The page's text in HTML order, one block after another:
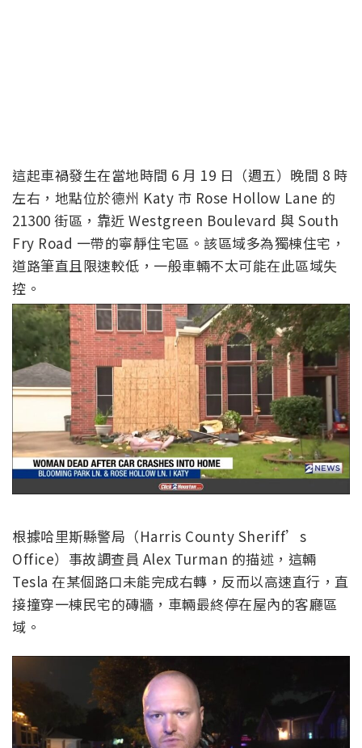
這起車禍發生在當地時間 6 月 19 日（週五）晚間 8 時
左右，地點位於德州 Katy 市 Rose Hollow Lane 的
21300 街區，靠近 Westgreen Boulevard 與 South
Fry Road 一帶的寧靜住宅區。該區域多為獨棟住宅，
道路筆直且限速較低，一般車輛不太可能在此區域失
控。
根據哈里斯縣警局（Harris County Sheriff’s
Office）事故調查員 Alex Turman 的描述，這輛
Tesla 在某個路口未能完成右轉，反而以高速直行，直
接撞穿一棟民宅的磚牆，車輛最終停在屋內的客廳區
域。